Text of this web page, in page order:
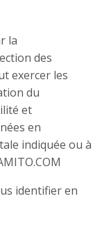
la
des
exercer les
du
et
en
indiquée ou à
identifier en